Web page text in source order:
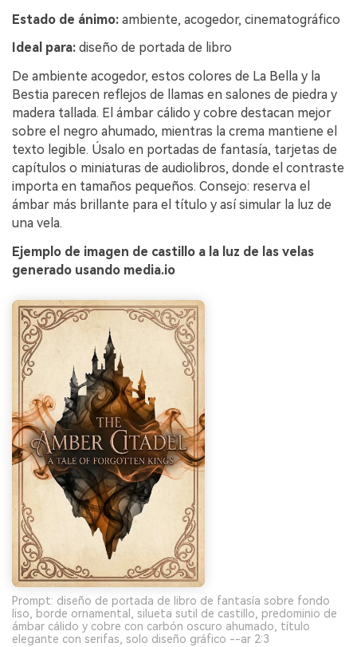
Estado de ánimo: ambiente, acogedor, cinematográfico
Ideal para: diseño de portada de libro
De ambiente acogedor, estos colores de La Bella y la
Bestia parecen reflejos de llamas en salones de piedra y
madera tallada. El ámbar cálido y cobre destacan mejor
sobre el negro ahumado, mientras la crema mantiene el
texto legible. Úsalo en portadas de fantasía, tarjetas de
capítulos o miniaturas de audiolibros, donde el contraste
importa en tamaños pequeños. Consejo: reserva el
ámbar más brillante para el título y así simular la luz de
una vela.
Ejemplo de imagen de castillo a la luz de las velas
generado usando media.io
Prompt: diseño de portada de libro de fantasía sobre fondo
liso, borde ornamental, silueta sutil de castillo, predominio de
ámbar cálido y cobre con carbón oscuro ahumado, título
elegante con serifas, solo diseño gráfico --ar 2:3